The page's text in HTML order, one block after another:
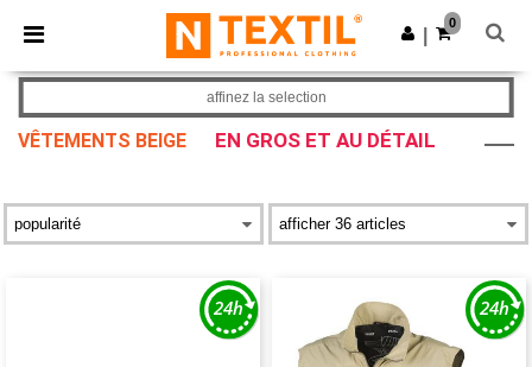
× Appli Ntextil
Meilleurs prix sur l’app !
Obtenir l'appli
0
VÊTEMENTS BEIGE EN GROS ET AU DÉTAIL
affinez la selection